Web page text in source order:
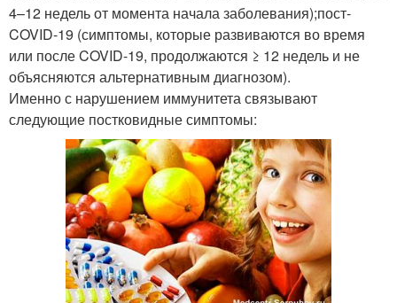
4–12 недель от момента начала заболевания);пост-
COVID-19 (симптомы, которые развиваются во время
или после COVID-19, продолжаются ≥ 12 недель и не
объясняются альтернативным диагнозом).
Именно с нарушением иммунитета связывают
следующие постковидные симптомы: